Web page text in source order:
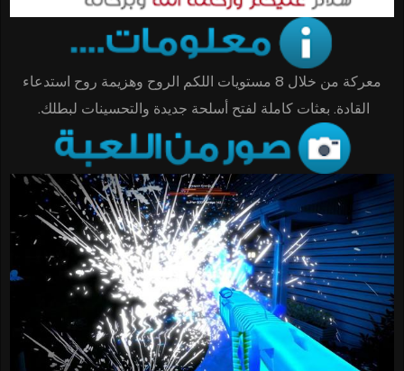
معركة من خلال 8 مستويات اللكم الروح وهزيمة روح استدعاء
القادة. بعثات كاملة لفتح أسلحة جديدة والتحسينات لبطلك.